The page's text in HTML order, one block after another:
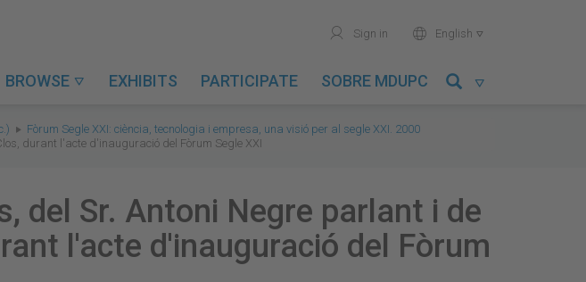
user Sign in world English 
BROWSE  EXHIBITS PARTICIPATE SOBRE MDUPC 
Fòrum Segle XXI: ciència, tecnologia i empresa, una visió per al segle XXI. 2000
durant l'acte d'inauguració del Fòrum Segle XXI
del Sr. Antoni Negre parlant i de
l'acte d'inauguració del Fòrum